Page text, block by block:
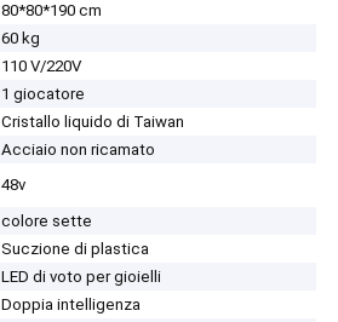
80*80*190 cm
60 kg
110 V/220V
1 giocatore
Cristallo liquido di Taiwan
Acciaio non ricamato
48v
colore sette
Suczione di plastica
LED di voto per gioielli
Doppia intelligenza